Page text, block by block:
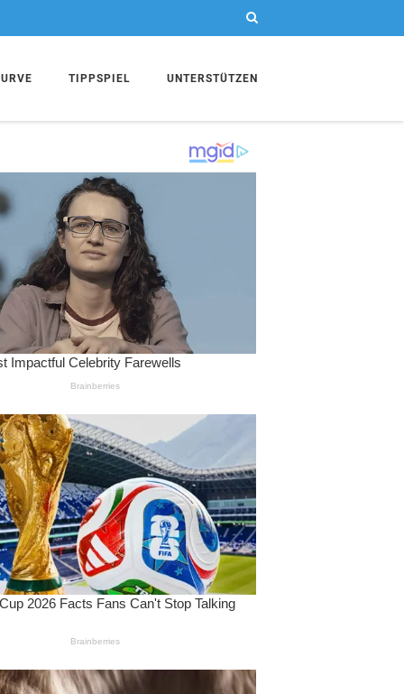
TIPPSPIEL UNTERSTÜTZEN